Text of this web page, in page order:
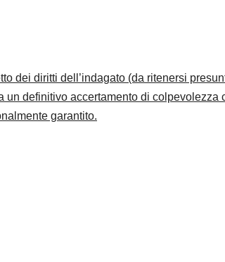
dei diritti dell’indagato (da ritenersi
un definitivo accertamento di
garantito.